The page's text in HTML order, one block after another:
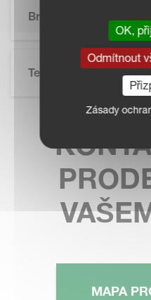
Brožura
Technické Údaje
MAPA
OK,
Odmítnout
Zásady